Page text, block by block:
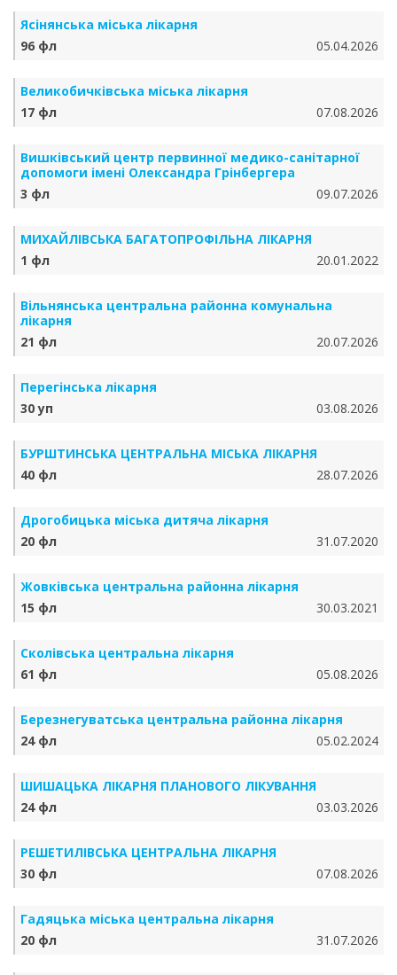
Ясінянська міська лікарня
96 фл
05.04.2026
Великобичківська міська лікарня
17 фл
07.08.2026
Вишківський центр первинної медико-санітарної
допомоги імені Олександра Грінбергера
3 фл
09.07.2026
МИХАЙЛІВСЬКА БАГАТОПРОФІЛЬНА ЛІКАРНЯ
1 фл
20.01.2022
Вільнянська центральна районна комунальна
лікарня
21 фл
20.07.2026
Перегінська лікарня
30 уп
03.08.2026
БУРШТИНСЬКА ЦЕНТРАЛЬНА МІСЬКА ЛІКАРНЯ
40 фл
28.07.2026
Дрогобицька міська дитяча лікарня
20 фл
31.07.2020
Жовківська центральна районна лікарня
15 фл
30.03.2021
Сколівська центральна лікарня
61 фл
05.08.2026
Березнегуватська центральна районна лікарня
24 фл
05.02.2024
ШИШАЦЬКА ЛІКАРНЯ ПЛАНОВОГО ЛІКУВАННЯ
24 фл
03.03.2026
РЕШЕТИЛІВСЬКА ЦЕНТРАЛЬНА ЛІКАРНЯ
30 фл
07.08.2026
Гадяцька міська центральна лікарня
20 фл
31.07.2026